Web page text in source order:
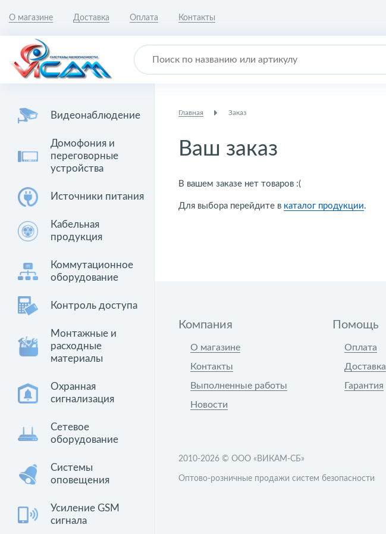
О магазине Доставка Оплата Контакты
Видеонаблюдение
Домофония и
переговорные
устройства
Источники питания
Кабельная
продукция
Коммутационное
оборудование
Контроль доступа
Монтажные и
расходные
материалы
Охранная
сигнализация
Сетевое
оборудование
Системы
оповещения
Усиление GSM
сигнала
Главная Заказ
Ваш заказ
В вашем заказе нет товаров :(
Для выбора перейдите в каталог продукции.
Компания
О магазине
Контакты
Выполненные работы
Новости
Помощь
Оплата
Доставка
Гарантия
2010-2026 © ООО «ВИКАМ-СБ»
Оптово-розничные продажи систем безопасности